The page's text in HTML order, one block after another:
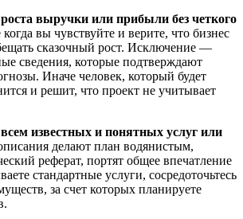
выручки или прибыли без четкого
вы чувствуйте и верите, что бизнес
сказочный рост. Исключение —
сведения, которые подтверждают
Иначе человек, который будет
и решит, что проект не учитывает
известных и понятных услуг или
делают план водянистым,
реферат, портят общее впечатление
стандартные услуги, сосредоточьтесь
за счет которых планируете